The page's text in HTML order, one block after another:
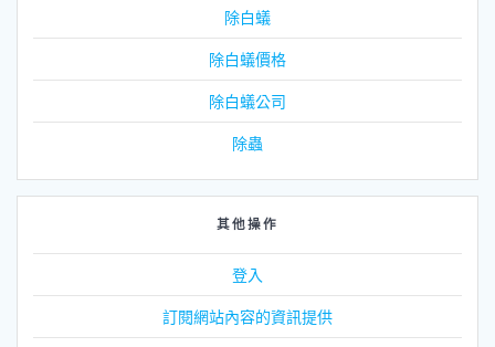
除白蟻
除白蟻價格
除白蟻公司
除蟲
其他操作
登入
訂閱網站內容的資訊提供